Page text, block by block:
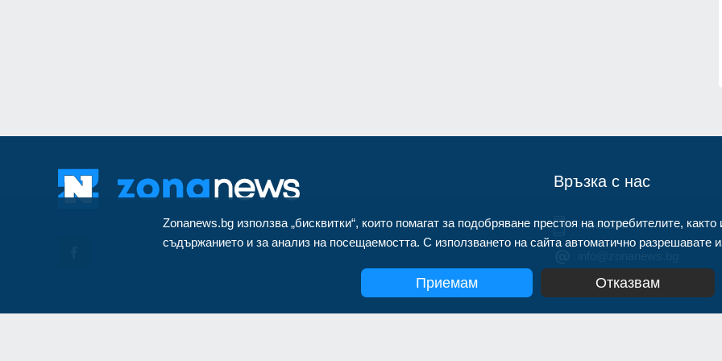
Връзка с нас
Контакти
Zonanews.bg използва „бисквитки“, които помагат за подобряване престоя на потребителите,
съдържанието и за анализ на посещаемостта. С използването на сайта автоматично разрешавате
Приемам Отказвам